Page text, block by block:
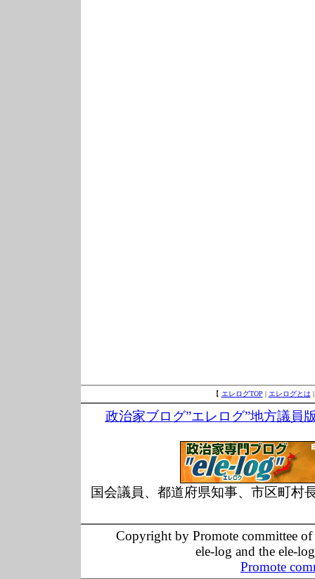
【 エレログTOP | エレログとは
政治家ブログ”エレログ”地方議員
国会議員、都道府県知事、市区町村
Copyright by Promote committee
ele-log and the ele-
Promote